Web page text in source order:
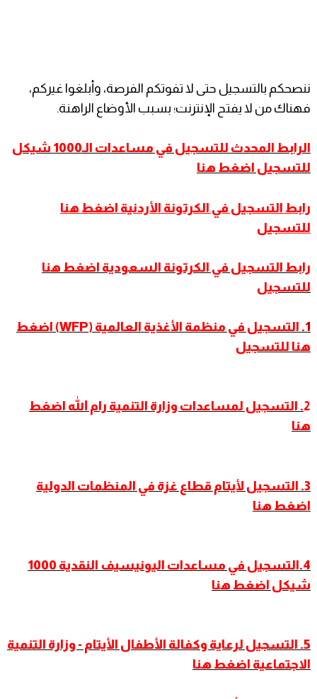
ننصحكم بالتسجيل حتى لا تفوتكم الفرصة، وأبلغوا غيركم،
فهناك من لا يفتح الإنترنت؛ بسبب الأوضاع الراهنة.
الرابط المحدث للتسجيل في مساعدات الـ1000 شيكل
للتسجيل اضغط هنا
رابط التسجيل في الكرتونة الأردنية اضغط هنا
للتسجيل
رابط التسجيل في الكرتونة السعودية اضغط هنا
للتسجيل
1.
التسجيل في منظمة الأغذية العالمية (WFP) اضغط
هنا للتسجيل
2. التسجيل لمساعدات وزارة التنمية رام الله اضغط
هنا
3. التسجيل لأيتام قطاع غزة في المنظمات الدولية
اضغط هنا
4.التسجيل في مساعدات اليونيسيف النقدية 1000
شيكل اضغط هنا
5. التسجيل لرعاية وكفالة الأطفال الأيتام - وزارة التنمية
الاجتماعية اضغط هنا